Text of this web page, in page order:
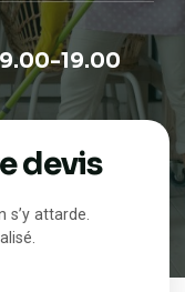
devis
s’y attarde.
19.00